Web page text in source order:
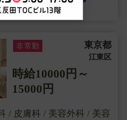
非常勤 東京都
江東区
時給10000円～
15000円
/ 皮膚科 / 美容外科 / 美容